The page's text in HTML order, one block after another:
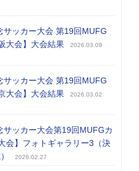
サッカー大会 第19回MUFG
大会】大会結果
2026.03.09
サッカー大会 第19回MUFG
大会】大会結果
2026.03.02
サッカー大会第19回MUFGカ
会】フォトギャラリー3（決
2026.02.27